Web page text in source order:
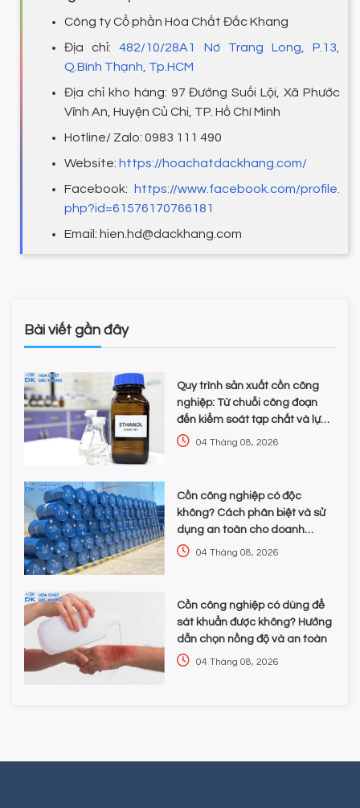
Công ty Cổ phần Hóa Chất Đắc Khang
Địa chỉ:482/10/28A1 Nơ Trang Long, P.13,
Q.Bình Thạnh, Tp.HCM
Địa chỉ kho hàng: 97 Đường Suối Lội, Xã Phước
Vĩnh An, Huyện Củ Chi, TP. Hồ Chí Minh
Hotline/ Zalo: 0983 111 490
Website: https://hoachatdackhang.com/
Facebook: https://www.facebook.com/profile.
php?id=61576170766181
Email: hien.hd@dackhang.com
Bài viết gần đây
Quy trình sản xuất cồn công
nghiệp: Từ chuỗi công đoạn
đến kiểm soát tạp chất và lựa
chọn hóa chất
04 Tháng 08, 2026
Cồn công nghiệp có độc
không? Cách phân biệt và sử
dụng an toàn cho doanh
nghiệp
04 Tháng 08, 2026
Cồn công nghiệp có dùng để
sát khuẩn được không? Hướng
dẫn chọn nồng độ và an toàn
04 Tháng 08, 2026